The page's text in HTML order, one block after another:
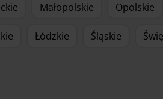
Małopolskie Opolskie
Łódzkie Śląskie